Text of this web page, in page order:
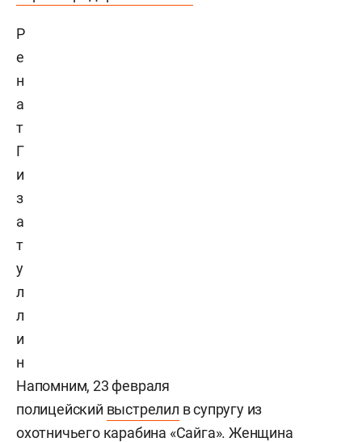
Р
е
н
а
т
Г
и
з
а
т
у
л
л
и
н
Напомним, 23 февраля
полицейский выстрелил в супругу из
охотничьего карабина «Сайга». Женщина